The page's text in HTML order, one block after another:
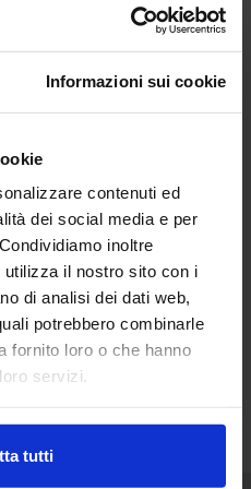
Informazioni sui cookie
contenuti ed
dei social media e per
inoltre
il nostro sito con i
di analisi dei dati web,
potrebbero combinarle
fornito loro o che hanno
servizi.
tutti